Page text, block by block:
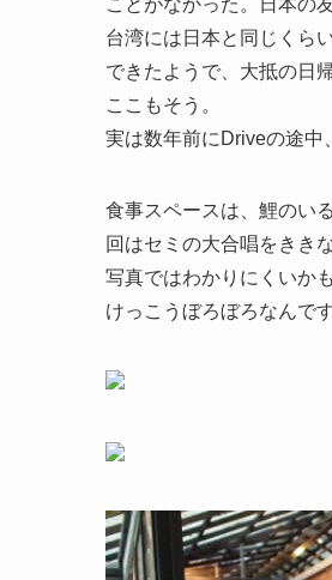
ことがなかった。日本の
台湾には日本と同じくら
できたようで、大抵の日
ここもそう。
実は数年前にDriveの途中
食事スペースは、鯉のい
回はセミの大合唱をきき
写真ではわかりにくいか
けっこうぼろぼろなんで